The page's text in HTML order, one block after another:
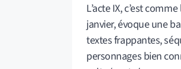
L’acte IX, c’est
janvier, évoque une
textes frappantes,
personnages bien